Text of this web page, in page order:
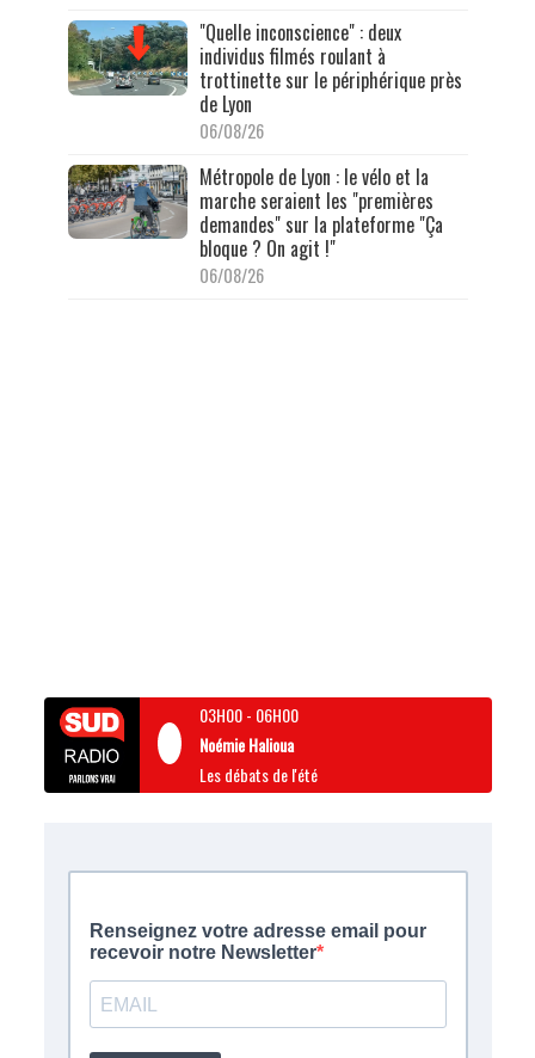
"Quelle inconscience" : deux
individus filmés roulant à
trottinette sur le périphérique près
de Lyon
06/08/26
Métropole de Lyon : le vélo et la
marche seraient les "premières
demandes" sur la plateforme "Ça
bloque ? On agit !"
06/08/26
03H00- 06H00
Noémie Halioua
Les débats de l'été